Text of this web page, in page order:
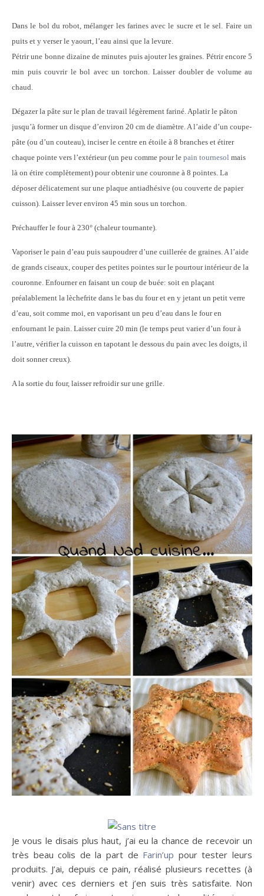
Dans le bol du robot, mélanger les farines avec le sucre et le sel. Faire un
puits et y verser le yaourt, l’eau ainsi que la levure.
Pétrir une bonne dizaine de minutes puis ajouter les graines. Pétrir encore 5
min puis couvrir le bol avec un torchon. Laisser doubler de volume au
chaud.
Dégazer la pâte sur le plan de travail légèrement fariné. Aplatir le pâton
jusqu’à former un disque d’environ 20 cm de diamètre. A l’aide d’un coupe-
pâte (ou d’un couteau), inciser le centre en étoile à 8 branches et étirer
chaque pointe vers l’extérieur (un peu comme pour le pain tournesol mais
là on étire complètement) pour obtenir une couronne à 8 pointes. La
déposer délicatement sur une plaque antiadhésive (ou couverte de papier
cuisson). Laisser lever environ 45 min sous un torchon.
Préchauffer le four à 230° (chaleur tournante).
Vaporiser le pain d’eau puis saupoudrer d’une cuillerée de graines. A l’aide
de grands ciseaux, couper des petites pointes sur le pourtour intérieur de la
couronne. Enfourner en faisant un coup de buée: soit en plaçant
préalablement la lèchefrite dans le bas du four et en y jetant un petit verre
d’eau, soit comme moi, en vaporisant un peu d’eau dans le four en
enfournant le pain. Laisser cuire 20 min (le temps peut varier d’un four à
l’autre, vérifier la cuisson en tapotant le dessous du pain avec les doigts, il
doit sonner creux).
A la sortie du four, laisser refroidir sur une grille.
Je vous le disais plus haut, j’ai eu la chance de recevoir un
très beau colis de la part de Farin’up pour tester leurs
produits. J’ai, depuis ce pain, réalisé plusieurs recettes (à
venir) avec ces derniers et j’en suis très satisfaite. Non